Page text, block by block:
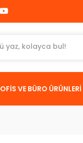
OFİS VE BÜRO ÜRÜNLERİ